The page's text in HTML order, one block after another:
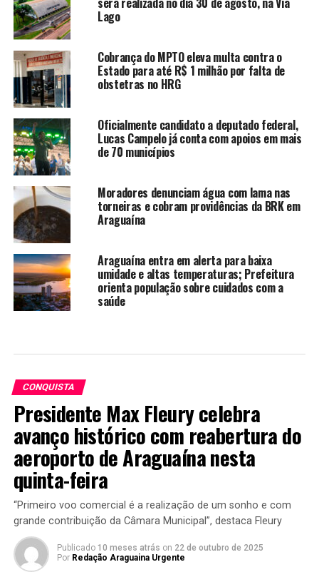
Lago
Cobrança do MPTO eleva multa contra o
Estado para até R$ 1 milhão por falta de
obstetras no HRG
Oficialmente candidato a deputado federal,
Lucas Campelo já conta com apoios em mais
de 70 municípios
Moradores denunciam água com lama nas
torneiras e cobram providências da BRK em
Araguaína
Araguaína entra em alerta para baixa
umidade e altas temperaturas; Prefeitura
orienta população sobre cuidados com a
saúde
CONQUISTA
Presidente Max Fleury celebra
avanço histórico com reabertura do
aeroporto de Araguaína nesta
quinta-feira
“Primeiro voo comercial é a realização de um sonho e com
grande contribuição da Câmara Municipal”, destaca Fleury
Publicado 10 meses atrás on 22 de outubro de 2025
Por Redação Araguaina Urgente